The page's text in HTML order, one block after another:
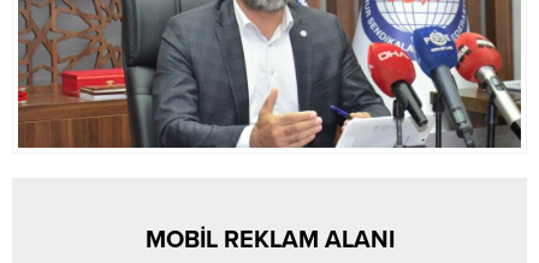
MOBİL REKLAM ALANI